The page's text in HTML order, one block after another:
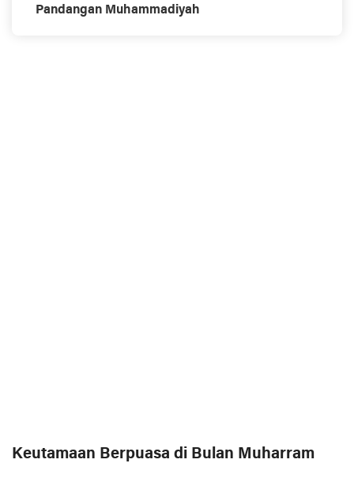
Pandangan Muhammadiyah
Keutamaan Berpuasa di Bulan Muharram